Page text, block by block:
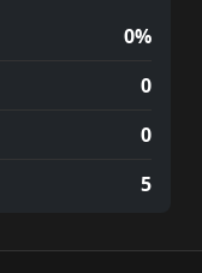
0%
0
0
5